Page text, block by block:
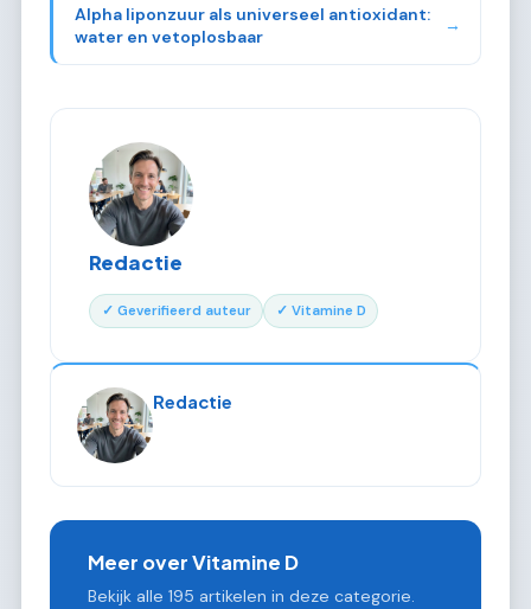
Alpha liponzuur als universeel antioxidant:
water en vetoplosbaar
→
Redactie
✓ Geverifieerd auteur ✓ Vitamine D
Redactie
Meer over Vitamine D
Bekijk alle 195 artikelen in deze categorie.